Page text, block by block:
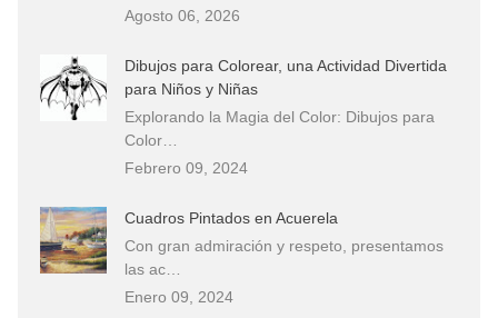
Agosto 06, 2026
Dibujos para Colorear, una Actividad Divertida
para Niños y Niñas
Explorando la Magia del Color: Dibujos para
Color…
Febrero 09, 2024
Cuadros Pintados en Acuerela
Con gran admiración y respeto, presentamos
las ac…
Enero 09, 2024